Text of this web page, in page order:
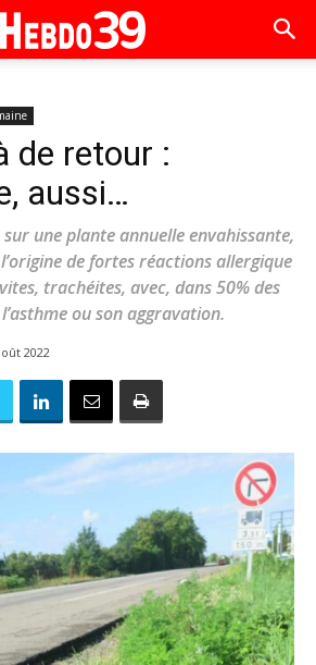
de retour :
aussi…
une plante annuelle envahissante,
de fortes réactions allergique
trachéites, avec, dans 50% des
ou son aggravation.
2022